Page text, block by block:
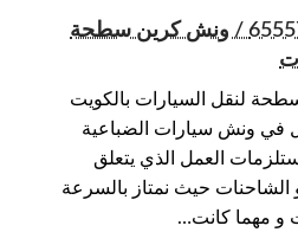
ونش الضباعية / 65557275 / ونش كرين سطحة
لنقل السيارات بالكويت
ونش سيارات الضباعية
العمل الذي يتعلق
حيث نمتاز بالسرعة
و مهما كانت…